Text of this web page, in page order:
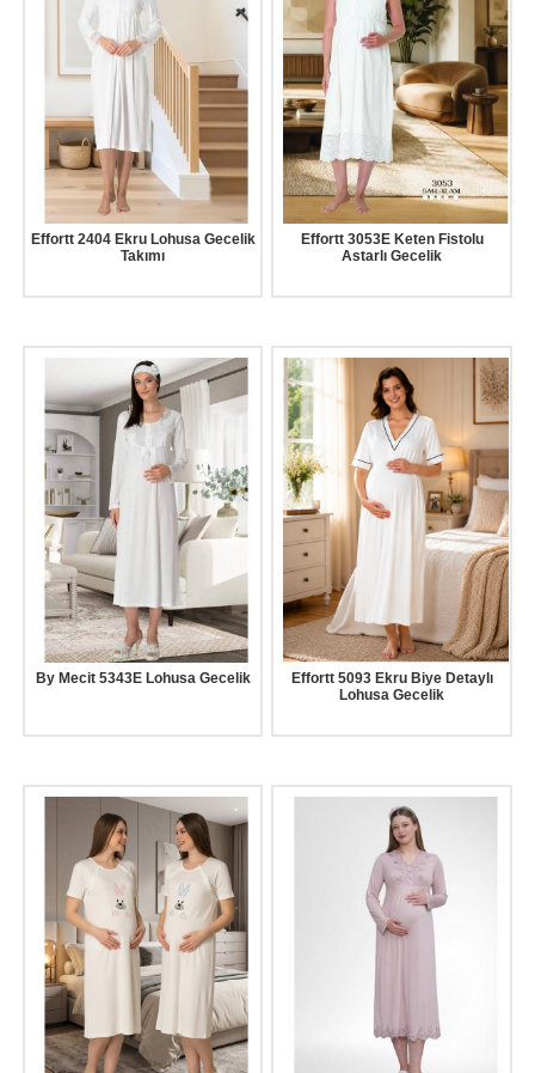
Effortt 2404 Ekru Lohusa Gecelik
Takımı
Effortt 3053E Keten Fistolu
Astarlı Gecelik
By Mecit 5343E Lohusa Gecelik
Effortt 5093 Ekru Biye Detaylı
Lohusa Gecelik